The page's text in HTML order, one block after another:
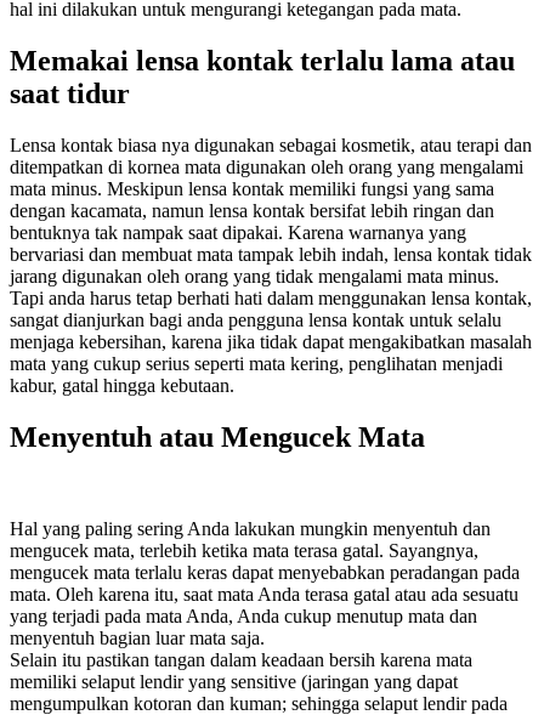
hal ini dilakukan untuk mengurangi ketegangan pada mata.
Memakai lensa kontak terlalu lama atau
saat tidur
Lensa kontak biasa nya digunakan sebagai kosmetik, atau terapi dan
ditempatkan di kornea mata digunakan oleh orang yang mengalami
mata minus. Meskipun lensa kontak memiliki fungsi yang sama
dengan kacamata, namun lensa kontak bersifat lebih ringan dan
bentuknya tak nampak saat dipakai. Karena warnanya yang
bervariasi dan membuat mata tampak lebih indah, lensa kontak tidak
jarang digunakan oleh orang yang tidak mengalami mata minus.
Tapi anda harus tetap berhati hati dalam menggunakan lensa kontak,
sangat dianjurkan bagi anda pengguna lensa kontak untuk selalu
menjaga kebersihan, karena jika tidak dapat mengakibatkan masalah
mata yang cukup serius seperti mata kering, penglihatan menjadi
kabur, gatal hingga kebutaan.
Menyentuh atau Mengucek Mata
Hal yang paling sering Anda lakukan mungkin menyentuh dan
mengucek mata, terlebih ketika mata terasa gatal. Sayangnya,
mengucek mata terlalu keras dapat menyebabkan peradangan pada
mata. Oleh karena itu, saat mata Anda terasa gatal atau ada sesuatu
yang terjadi pada mata Anda, Anda cukup menutup mata dan
menyentuh bagian luar mata saja.
Selain itu pastikan tangan dalam keadaan bersih karena mata
memiliki selaput lendir yang sensitive (jaringan yang dapat
mengumpulkan kotoran dan kuman; sehingga selaput lendir pada